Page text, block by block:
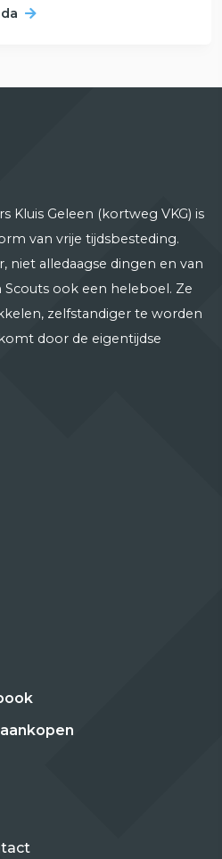
Kluis Geleen (kortweg VKG) is
van vrije tijdsbesteding.
niet alledaagse dingen en van
ook een heleboel. Ze
zelfstandiger te worden
door de eigentijdse